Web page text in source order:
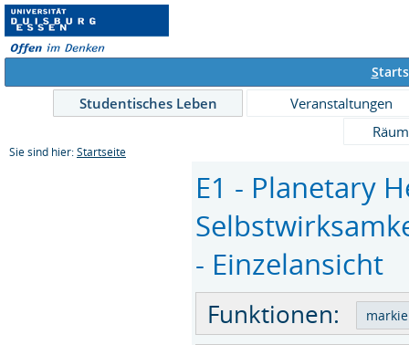
S
Studentisches Leben
Veranstaltungen
Sie sind hier: Startseite
E1 - Planetary
- Einzelansicht
Funktionen: